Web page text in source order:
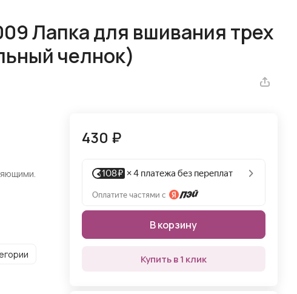
Лапка для вшивания трех
челнок)
430 ₽
В корзину
Купить в 1 клик